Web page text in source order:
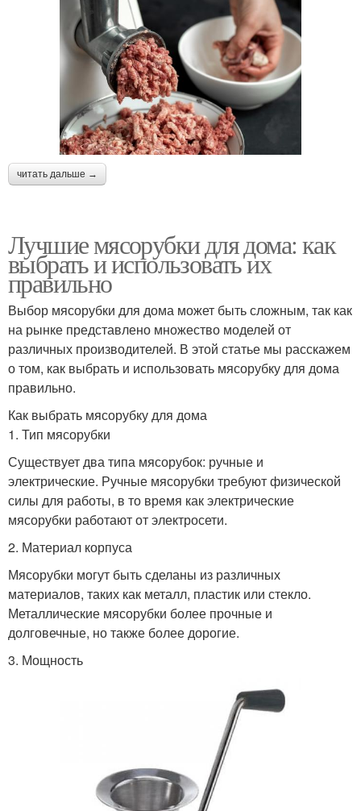
читать дальше →
Лучшие мясорубки для дома: как
выбрать и использовать их
правильно
Выбор мясорубки для дома может быть сложным, так как
на рынке представлено множество моделей от
различных производителей. В этой статье мы расскажем
о том, как выбрать и использовать мясорубку для дома
правильно.
Как выбрать мясорубку для дома
1. Тип мясорубки
Существует два типа мясорубок: ручные и
электрические. Ручные мясорубки требуют физической
силы для работы, в то время как электрические
мясорубки работают от электросети.
2. Материал корпуса
Мясорубки могут быть сделаны из различных
материалов, таких как металл, пластик или стекло.
Металлические мясорубки более прочные и
долговечные, но также более дорогие.
3. Мощность